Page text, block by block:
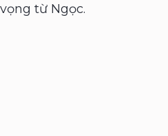
vọng từ Ngọc.